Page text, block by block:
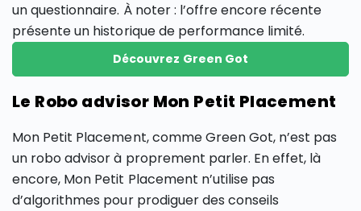
un questionnaire. À noter : l’offre encore récente
présente un historique de performance limité.
Découvrez Green Got
Le Robo advisor Mon Petit Placement
Mon Petit Placement, comme Green Got, n’est pas
un robo advisor à proprement parler. En effet, là
encore, Mon Petit Placement n’utilise pas
d’algorithmes pour prodiguer des conseils